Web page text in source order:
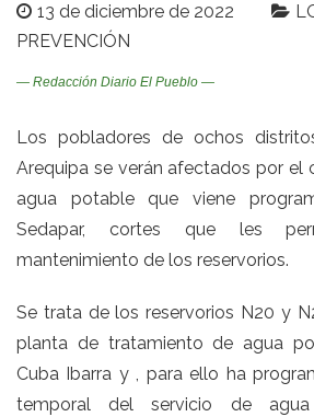
13 de diciembre de 2022
PREVENCIÓN
— Redacción Diario El Pueblo —
Los pobladores de ochos
Arequipa se verán afectados por el
agua potable que viene
Sedapar, cortes que les
mantenimiento de los reservorios.
Se trata de los reservorios N20 y
planta de tratamiento de agua
Cuba Ibarra y , para ello ha
temporal del servicio de